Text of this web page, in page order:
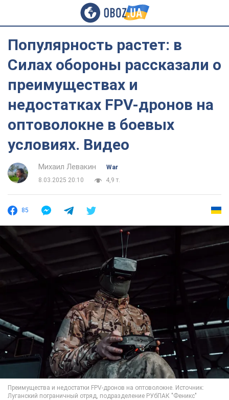
Популярность растет: в
Силах обороны рассказали о
преимуществах и
недостатках FPV-дронов на
оптоволокне в боевых
условиях. Видео
Михаил Левакин
War
8.03.2025 20:10
4,9 т.
85